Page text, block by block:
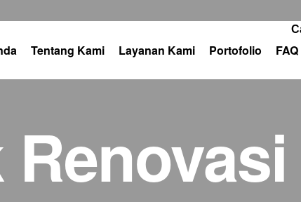
Tentang Kami Layanan Kami Portofolio FAQ